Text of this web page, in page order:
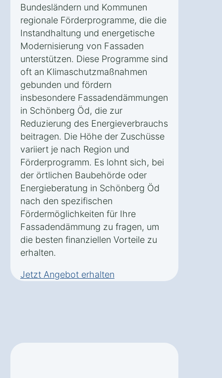
Bundesländern und Kommunen
regionale Förderprogramme, die die
Instandhaltung und energetische
Modernisierung von Fassaden
unterstützen. Diese Programme sind
oft an Klimaschutzmaßnahmen
gebunden und fördern
insbesondere Fassadendämmungen
in Schönberg Öd, die zur
Reduzierung des Energieverbrauchs
beitragen. Die Höhe der Zuschüsse
variiert je nach Region und
Förderprogramm. Es lohnt sich, bei
der örtlichen Baubehörde oder
Energieberatung in Schönberg Öd
nach den spezifischen
Fördermöglichkeiten für Ihre
Fassadendämmung zu fragen, um
die besten finanziellen Vorteile zu
erhalten.
Jetzt Angebot erhalten